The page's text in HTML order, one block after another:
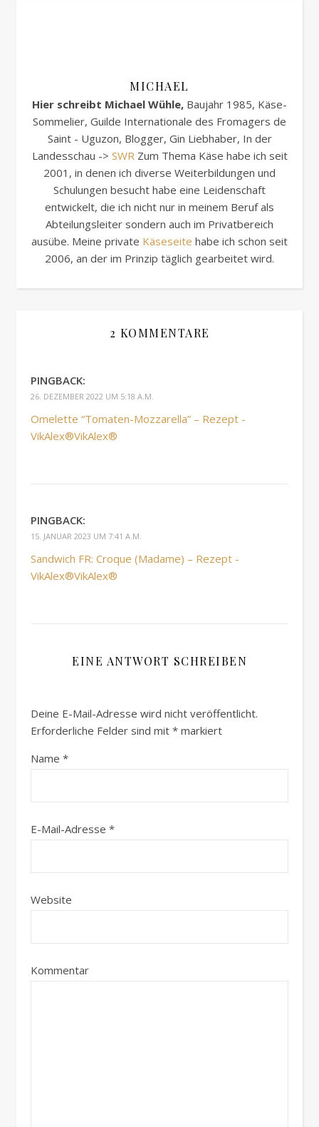
MICHAEL
Hier schreibt Michael Wühle, Baujahr 1985, Käse-
Sommelier, Guilde Internationale des Fromagers de
Saint - Uguzon, Blogger, Gin Liebhaber, In der
Landesschau -> SWR Zum Thema Käse habe ich seit
2001, in denen ich diverse Weiterbildungen und
Schulungen besucht habe eine Leidenschaft
entwickelt, die ich nicht nur in meinem Beruf als
Abteilungsleiter sondern auch im Privatbereich
ausübe. Meine private Käseseite habe ich schon seit
2006, an der im Prinzip täglich gearbeitet wird.
2 KOMMENTARE
PINGBACK:
26. DEZEMBER 2022 UM 5:18 A.M.
Omelette “Tomaten-Mozzarella” – Rezept -
VikAlex®VikAlex®
PINGBACK:
15. JANUAR 2023 UM 7:41 A.M.
Sandwich FR: Croque (Madame) – Rezept -
VikAlex®VikAlex®
EINE ANTWORT SCHREIBEN
Deine E-Mail-Adresse wird nicht veröffentlicht.
Erforderliche Felder sind mit * markiert
Name *
E-Mail-Adresse *
Website
Kommentar